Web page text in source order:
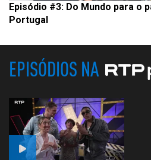
Episódio #3: Do Mundo para o
Portugal
EPISÓDIOS NA